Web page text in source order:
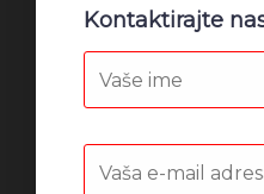
Kontaktirajte